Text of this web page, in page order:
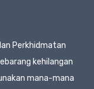
Perkhidmatan
kehilangan
mana-mana